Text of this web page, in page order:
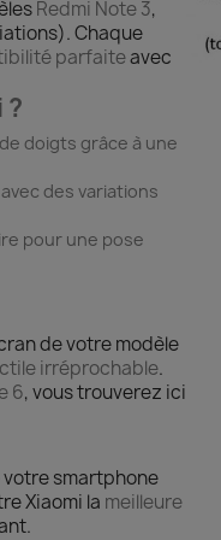
Redmi Note 3,
Chaque
parfaiteavec
doigts grâce à une
des variations
pour une pose
de votre modèle
irréprochable.
6, vous trouverez ici
votre smartphone
Xiaomi la meilleure